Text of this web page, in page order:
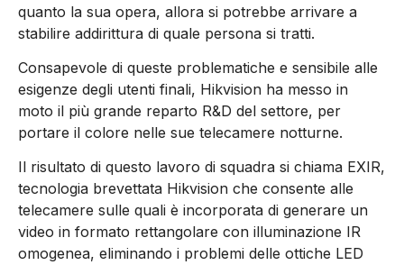
quanto la sua opera, allora si potrebbe arrivare a
stabilire addirittura di quale persona si tratti.
Consapevole di queste problematiche e sensibile alle
esigenze degli utenti finali, Hikvision ha messo in
moto il più grande reparto R&D del settore, per
portare il colore nelle sue telecamere notturne.
Il risultato di questo lavoro di squadra si chiama EXIR,
tecnologia brevettata Hikvision che consente alle
telecamere sulle quali è incorporata di generare un
video in formato rettangolare con illuminazione IR
omogenea, eliminando i problemi delle ottiche LED